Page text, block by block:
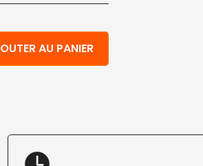
rondes Havana en pâte à papier
AU PANIER